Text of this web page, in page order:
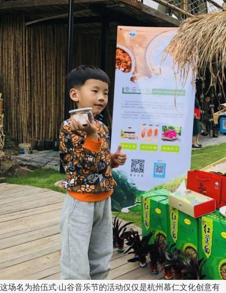
这场名为拾伍式·山谷音乐节的活动仅仅是杭州慕仁文化创意有